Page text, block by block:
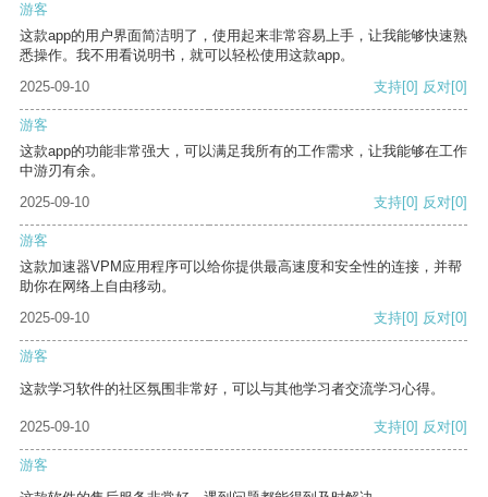
游客
这款app的用户界面简洁明了，使用起来非常容易上手，让我能够快速熟
悉操作。我不用看说明书，就可以轻松使用这款app。
2025-09-10
支持[0] 反对[0]
游客
这款app的功能非常强大，可以满足我所有的工作需求，让我能够在工作
中游刃有余。
2025-09-10
支持[0] 反对[0]
游客
这款加速器VPM应用程序可以给你提供最高速度和安全性的连接，并帮
助你在网络上自由移动。
2025-09-10
支持[0] 反对[0]
游客
这款学习软件的社区氛围非常好，可以与其他学习者交流学习心得。
2025-09-10 支持[0] 反对[0]
游客